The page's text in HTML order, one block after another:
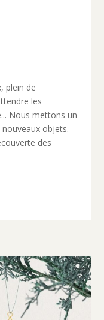
plein de
les
Nous mettons un
objets.
des